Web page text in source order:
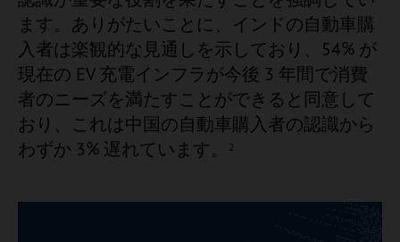
ます。ありがたいことに、インドの自動車購
入者は楽観的な見通しを示しており、54% が
現在の EV 充電インフラが今後 3 年間で消費
者のニーズを満たすことができると同意して
おり、これは中国の自動車購入者の認識から
わずか 3% 遅れています。
2